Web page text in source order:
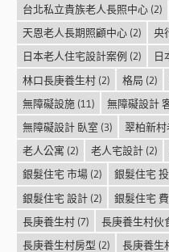
台北私立貴族老人長照中心(2)
天恩老人長期照顧中心(2) 央
日本老人住宅設計案例 (2) 日
林口長庚養生村(2) 格局 (2)
無障礙設施(11) 無障礙設計
無障礙設計 臥室 (3) 翠柏新
老人公寓 (2) 老人宅設計(2)
銀髮住宅 市場(2) 銀髮住宅
銀髮住宅 設計(2) 銀髮住宅
長庚養生村(7) 長庚養生村伙
長庚養生村房型 (2) 長庚養生